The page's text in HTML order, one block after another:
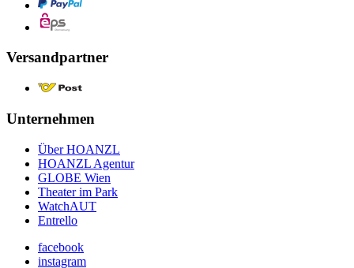
Versandpartner
Unternehmen
Über HOANZL
HOANZL Agentur
GLOBE Wien
Theater im Park
WatchAUT
Entrello
facebook
instagram